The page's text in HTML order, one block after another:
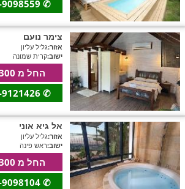
✆
צימר נועם
אזור:גליל עליון
ישוב:קרית שמונה
החל מ 300 ₪
✆
אל גיא אוני
אזור:גליל עליון
ישוב:ראש פינה
החל מ 300 ₪
✆